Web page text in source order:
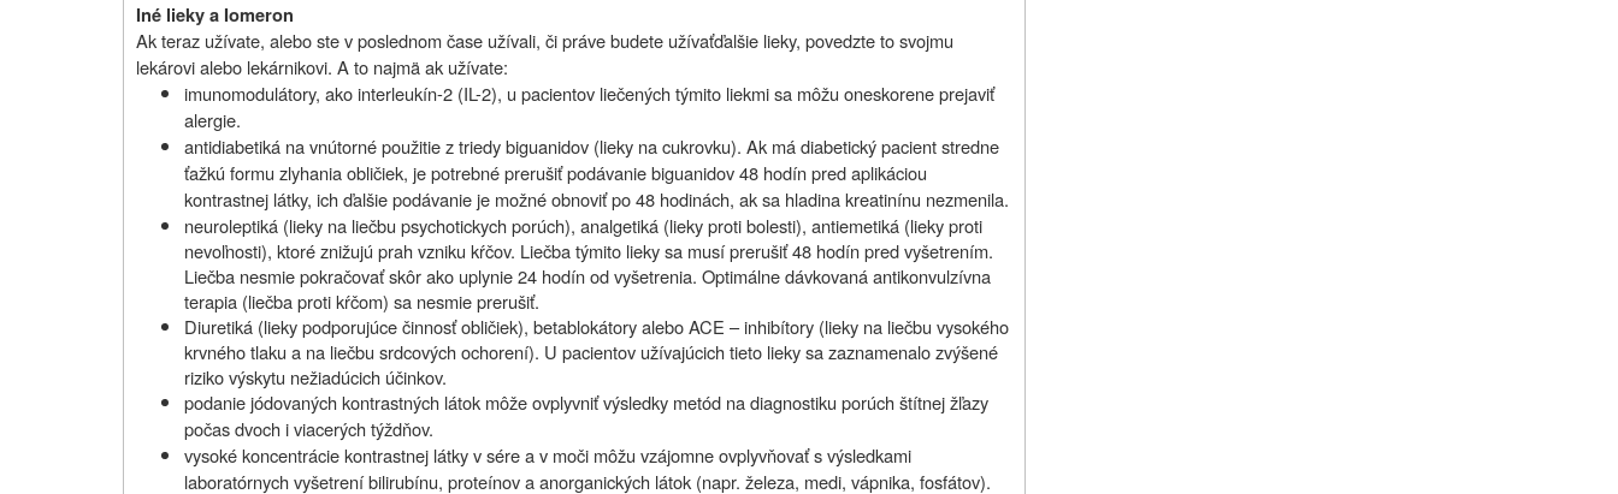
Iné lieky a Iomeron
Ak teraz užívate, alebo ste v poslednom čase užívali, či práve budete užívaťďalšie lieky, povedzte to svojmu
lekárovi alebo lekárnikovi. A to najmä ak užívate:
imunomodulátory, ako interleukín-2 (IL-2), u pacientov liečených týmito liekmi sa môžu oneskorene prejaviť
alergie.
antidiabetiká na vnútorné použitie z triedy biguanidov (lieky na cukrovku). Ak má diabetický pacient stredne
ťažkú formu zlyhania obličiek, je potrebné prerušiť podávanie biguanidov 48 hodín pred aplikáciou
kontrastnej látky, ich ďalšie podávanie je možné obnoviť po 48 hodinách, ak sa hladina kreatinínu nezmenila.
neuroleptiká (lieky na liečbu psychotickych porúch), analgetiká (lieky proti bolesti), antiemetiká (lieky proti
nevoľnosti), ktoré znižujú prah vzniku kŕčov. Liečba týmito lieky sa musí prerušiť 48 hodín pred vyšetrením.
Liečba nesmie pokračovať skôr ako uplynie 24 hodín od vyšetrenia. Optimálne dávkovaná antikonvulzívna
terapia (liečba proti kŕčom) sa nesmie prerušiť.
Diuretiká (lieky podporujúce činnosť obličiek), betablokátory alebo ACE – inhibítory (lieky na liečbu vysokého
krvného tlaku a na liečbu srdcových ochorení). U pacientov užívajúcich tieto lieky sa zaznamenalo zvýšené
riziko výskytu nežiadúcich účinkov.
podanie jódovaných kontrastných látok môže ovplyvniť výsledky metód na diagnostiku porúch štítnej žľazy
počas dvoch i viacerých týždňov.
vysoké koncentrácie kontrastnej látky v sére a v moči môžu vzájomne ovplyvňovať s výsledkami
laboratórnych vyšetrení bilirubínu, proteínov a anorganických látok (napr. železa, medi, vápnika, fosfátov).